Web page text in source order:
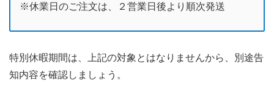
※休業日のご注文は、２営業日後より順次発送
特別休暇期間は、上記の対象とはなりませんから、別途告
知内容を確認しましょう。